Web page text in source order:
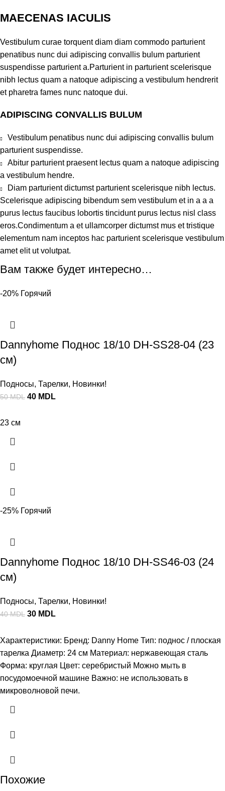
MAECENAS IACULIS
Vestibulum curae torquent diam diam commodo parturient
penatibus nunc dui adipiscing convallis bulum parturient
suspendisse parturient a.Parturient in parturient scelerisque
nibh lectus quam a natoque adipiscing a vestibulum hendrerit
et pharetra fames nunc natoque dui.
ADIPISCING CONVALLIS BULUM
Vestibulum penatibus nunc dui adipiscing convallis bulum
parturient suspendisse.
Abitur parturient praesent lectus quam a natoque adipiscing
a vestibulum hendre.
Diam parturient dictumst parturient scelerisque nibh lectus.
Scelerisque adipiscing bibendum sem vestibulum et in a a a
purus lectus faucibus lobortis tincidunt purus lectus nisl class
eros.Condimentum a et ullamcorper dictumst mus et tristique
elementum nam inceptos hac parturient scelerisque vestibulum
amet elit ut volutpat.
Вам также будет интересно…
-20% Горячий
Dannyhome Поднос 18/10 DH-SS28-04 (23
см)
Подносы, Тарелки, Новинки!
50MDL 40 MDL
23 см
-25% Горячий
Dannyhome Поднос 18/10 DH-SS46-03 (24
см)
Подносы, Тарелки, Новинки!
40MDL 30 MDL
Характеристики: Бренд: Danny Home Тип: поднос / плоская
тарелка Диаметр: 24 см Материал: нержавеющая сталь
Форма: круглая Цвет: серебристый Можно мыть в
посудомоечной машине Важно: не использовать в
микроволновой печи.
Похожие